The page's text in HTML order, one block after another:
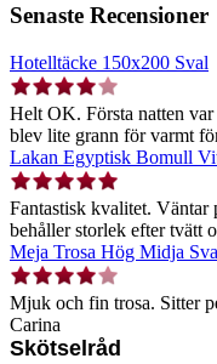
Senaste Recensioner
Hotelltäcke 150x200 Sval
Helt OK. Första natten
blev lite grann för varmt
Lakan Egyptisk Bomull
Fantastisk kvalitet. Väntar
behåller storlek efter tvätt
Meja Trosa Hög Midja
Mjuk och fin trosa. Sitter
Carina
Skötselråd